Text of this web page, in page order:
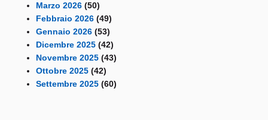
Marzo 2026 (50)
Febbraio 2026 (49)
Gennaio 2026 (53)
Dicembre 2025 (42)
Novembre 2025 (43)
Ottobre 2025 (42)
Settembre 2025 (60)